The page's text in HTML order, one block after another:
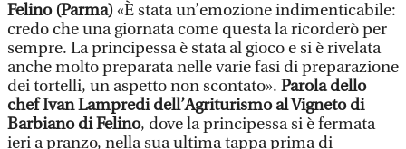
Felino (Parma)«È stata un’emozione indimenticabile:
credo che una giornata come questa la ricorderò per
sempre. La principessa è stata al gioco e si è rivelata
anche molto preparata nelle varie fasi di preparazione
dei tortelli, un aspetto non scontato». Parola dello
chef Ivan Lampredi dell’Agriturismo al Vigneto di
Barbiano di Felino, dove la principessa si è fermata
ieri a pranzo, nella sua ultima tappa prima di